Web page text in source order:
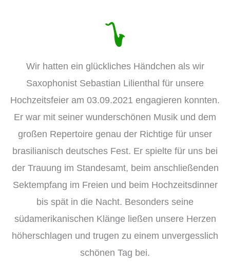
Wir hatten ein glückliches Händchen als wir
Saxophonist Sebastian Lilienthal für unsere
Hochzeitsfeier am 03.09.2021 engagieren konnten.
Er war mit seiner wunderschönen Musik und dem
großen Repertoire genau der Richtige für unser
brasilianisch deutsches Fest. Er spielte für uns bei
der Trauung im Standesamt, beim anschließenden
Sektempfang im Freien und beim Hochzeitsdinner
bis spät in die Nacht. Besonders seine
südamerikanischen Klänge ließen unsere Herzen
höherschlagen und trugen zu einem unvergesslich
schönen Tag bei.